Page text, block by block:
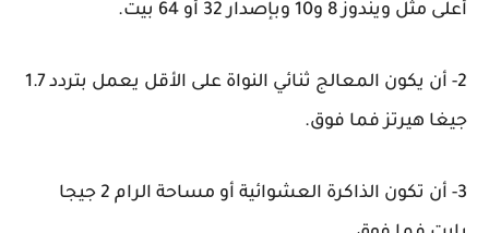
أعلى مثل ويندوز 8 و10 وبإصدار 32 أو 64 بيت.
2- أن يكون المعالج ثنائي النواة على الأقل يعمل بتردد 1.7
جيغا هيرتز فما فوق.
3- أن تكون الذاكرة العشوائية أو مساحة الرام 2 جيجا